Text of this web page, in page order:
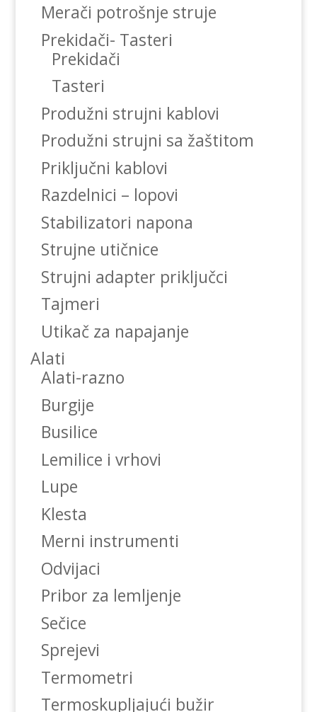
Merači potrošnje struje
Prekidači- Tasteri
Prekidači
Tasteri
Produžni strujni kablovi
Produžni strujni sa žaštitom
Priključni kablovi
Razdelnici – lopovi
Stabilizatori napona
Strujne utičnice
Strujni adapter priključci
Tajmeri
Utikač za napajanje
Alati
Alati-razno
Burgije
Busilice
Lemilice i vrhovi
Lupe
Klesta
Merni instrumenti
Odvijaci
Pribor za lemljenje
Sečice
Sprejevi
Termometri
Termoskupljajući bužir